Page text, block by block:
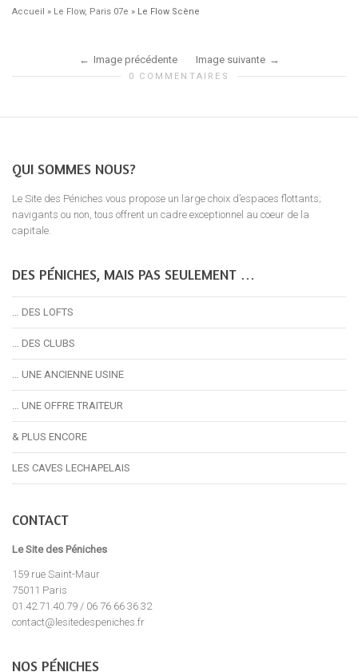
Accueil » Le Flow, Paris 07e » Le Flow Scène
Image précédente Image suivante
0 COMMENTAIRES
QUI SOMMES NOUS?
Le Site des Péniches vous propose un large choix d’espaces flottants;
navigants ou non, tous offrent un cadre exceptionnel au coeur de la
capitale.
DES PÉNICHES, MAIS PAS SEULEMENT …
… DES LOFTS
… DES CLUBS
… UNE ANCIENNE USINE
… UNE OFFRE TRAITEUR
& PLUS ENCORE
LES CAVES LECHAPELAIS
CONTACT
Le Site des Péniches
159 rue Saint-Maur
75011 Paris
01.42.71.40.79 / 06 76 66 36 32
contact@lesitedespeniches.fr
NOS PÉNICHES